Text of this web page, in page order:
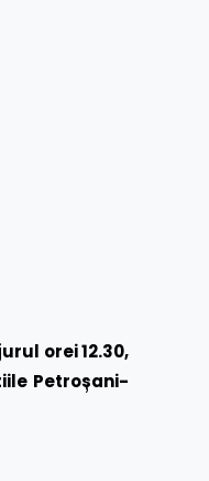
orei 12.30,
Petroșani-